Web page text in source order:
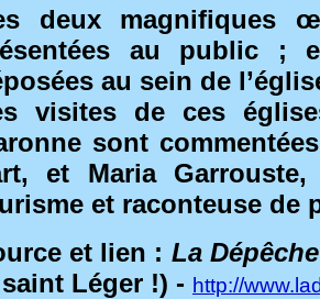
deux magnifiques
au public ;
au sein de
visites de ces
sont
et Maria
et raconteuse de
et lien : La
Léger !) - http://